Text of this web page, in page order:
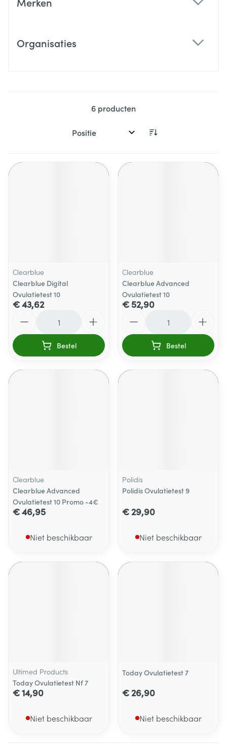
Organisaties
6 producten
Sorteer op:
Clearblue
Clearblue Digital
Ovulatietest 10
€ 43,62
Bestel
Clearblue
Clearblue Advanced
Ovulatietest 10
€ 52,90
Bestel
Clearblue
Clearblue Advanced
Ovulatietest 10 Promo -4€
€ 46,95
Niet beschikbaar
Polidis
Polidis Ovulatietest 9
€ 29,90
Niet beschikbaar
Ultimed Products
Today Ovulatietest Nf 7
€ 14,90
Niet beschikbaar
Today Ovulatietest 7
€ 26,90
Niet beschikbaar